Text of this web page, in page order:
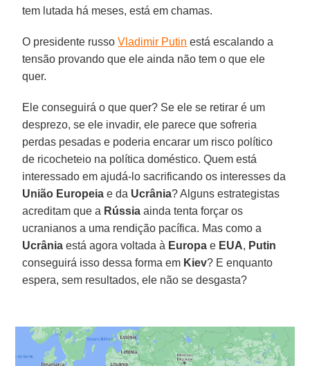
tem lutada há meses, está em chamas.
O presidente russoVladimir Putin está escalando a
tensão provando que ele ainda não tem o que ele
quer.
Ele conseguirá o que quer? Se ele se retirar é um
desprezo, se ele invadir, ele parece que sofreria
perdas pesadas e poderia encarar um risco político
de ricocheteio na política doméstico. Quem está
interessado em ajudá-lo sacrificando os interesses da
União Europeia e da Ucrânia? Alguns estrategistas
acreditam que a Rússia ainda tenta forçar os
ucranianos a uma rendição pacífica. Mas como a
Ucrânia está agora voltada à Europa e EUA, Putin
conseguirá isso dessa forma em Kiev? E enquanto
espera, sem resultados, ele não se desgasta?